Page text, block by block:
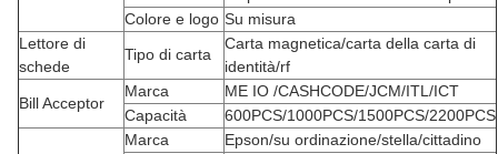
Colore e logo Su misura
Lettore di
schede
Tipo di carta
Carta magnetica/carta della carta di
identità/rf
Bill Acceptor
Marca
ME IO /CASHCODE/JCM/ITL/ICT
Capacità
600PCS/1000PCS/1500PCS/2200PCS
Marca
Epson/su ordinazione/stella/cittadino